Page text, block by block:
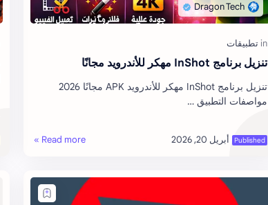
تنزيل برنامج InShot مهكر للأندرويد مجانًا
تنزيل برنامج InShot مهكر للأندرويد APK مجانًا 2026
مواصفات التطبيق …